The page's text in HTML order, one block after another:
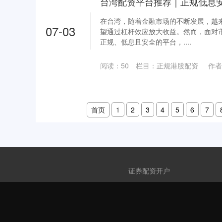
07-03
在台湾，随着金融市场的不断发展，
望通过杠杆效应放大收益。然而，面
正规、低息且安全的平台，....
作
阅读： 50 栏目： 正规港股配资
首页 1 2 3 4 5 6 7
证券配资开户